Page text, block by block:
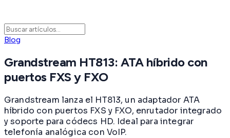
Blog
Grandstream HT813: ATA híbrido con
puertos FXS y FXO
Grandstream lanza el HT813, un adaptador ATA
híbrido con puertos FXS y FXO, enrutador integrado
y soporte para códecs HD. Ideal para integrar
telefonía analógica con VoIP.